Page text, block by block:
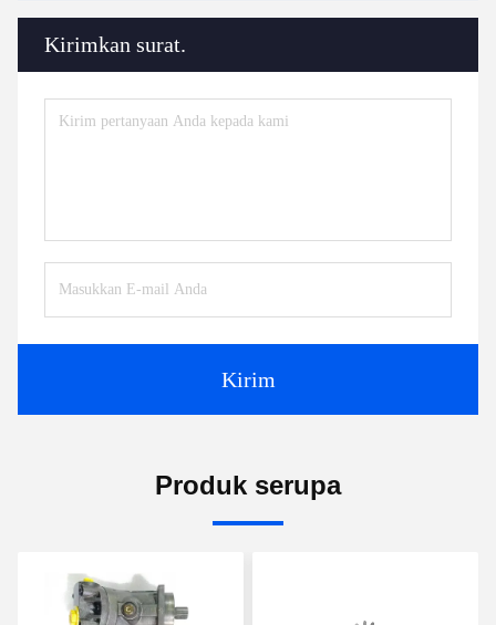
Kirimkan surat.
Kirim
Produk serupa